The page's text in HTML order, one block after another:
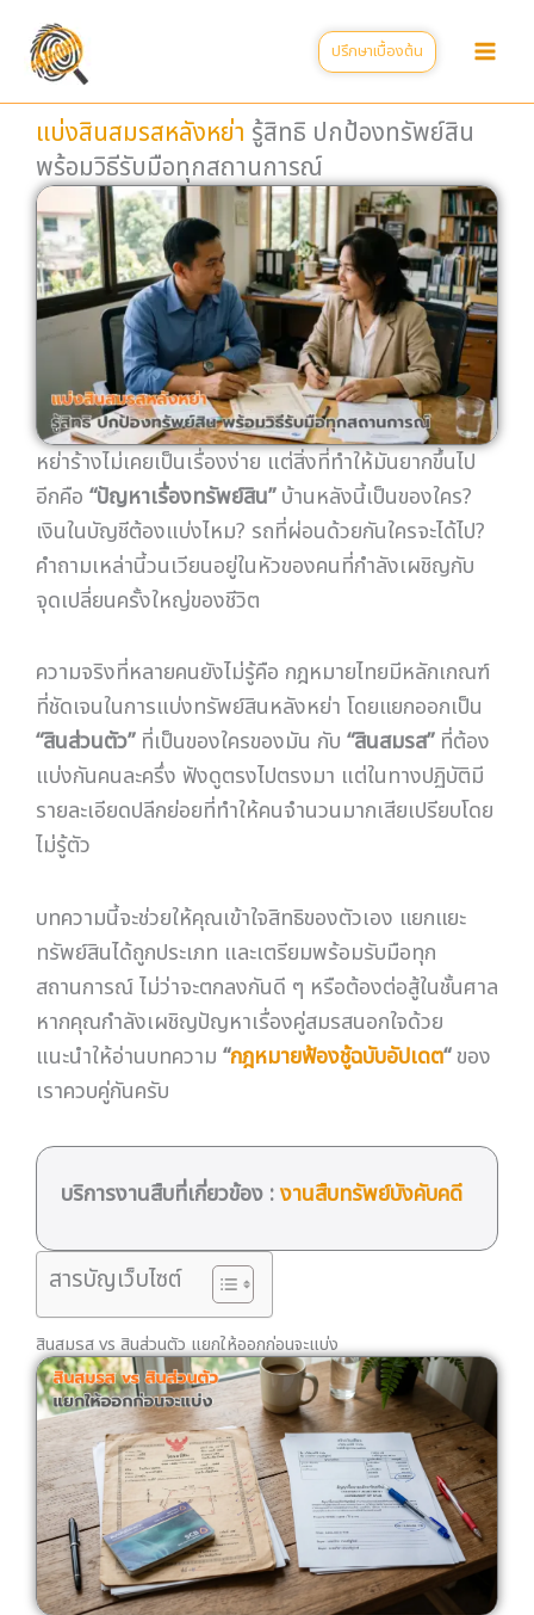
content
ปรึกษาเบื้องต้น
แบ่งสินสมรสหลังหย่า รู้สิทธิ ปกป้องทรัพย์สิน
พร้อมวิธีรับมือทุกสถานการณ์
หย่าร้างไม่เคยเป็นเรื่องง่าย แต่สิ่งที่ทำให้มันยากขึ้นไป
อีกคือ “ปัญหาเรื่องทรัพย์สิน”บ้านหลังนี้เป็นของใคร?
เงินในบัญชีต้องแบ่งไหม? รถที่ผ่อนด้วยกันใครจะได้ไป?
คำถามเหล่านี้วนเวียนอยู่ในหัวของคนที่กำลังเผชิญกับ
จุดเปลี่ยนครั้งใหญ่ของชีวิต
ความจริงที่หลายคนยังไม่รู้คือ กฎหมายไทยมีหลักเกณฑ์
ที่ชัดเจนในการแบ่งทรัพย์สินหลังหย่า โดยแยกออกเป็น
“สินส่วนตัว”ที่เป็นของใครของมัน กับ “สินสมรส”ที่ต้อง
แบ่งกันคนละครึ่ง ฟังดูตรงไปตรงมา แต่ในทางปฏิบัติมี
รายละเอียดปลีกย่อยที่ทำให้คนจำนวนมากเสียเปรียบโดย
ไม่รู้ตัว
บทความนี้จะช่วยให้คุณเข้าใจสิทธิของตัวเอง แยกแยะ
ทรัพย์สินได้ถูกประเภท และเตรียมพร้อมรับมือทุก
สถานการณ์ ไม่ว่าจะตกลงกันดี ๆ หรือต้องต่อสู้ในชั้นศาล
หากคุณกำลังเผชิญปัญหาเรื่องคู่สมรสนอกใจด้วย
แนะนำให้อ่านบทความ “กฎหมายฟ้องชู้ฉบับอัปเดต“ของ
เราควบคู่กันครับ
บริการงานสืบที่เกี่ยวข้อง :งานสืบทรัพย์บังคับคดี
สารบัญเว็บไซต์
สินสมรส vs สินส่วนตัว แยกให้ออกก่อนจะแบ่ง